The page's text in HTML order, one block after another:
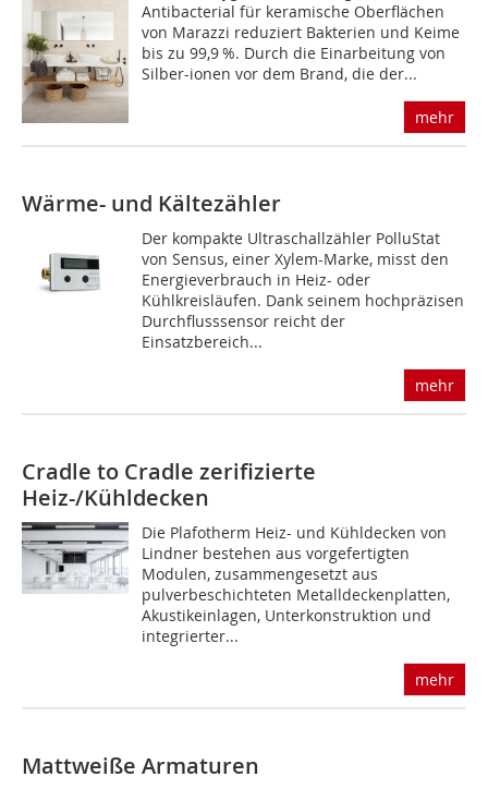
Antibacterial für keramische Oberflächen
von Marazzi reduziert Bakterien und Keime
bis zu 99,9 %. Durch die Einarbeitung von
Silber-ionen vor dem Brand, die der...
mehr
Wärme- und Kältezähler
Der kompakte Ultraschallzähler PolluStat
von Sensus, einer Xylem-Marke, misst den
Energieverbrauch in Heiz- oder
Kühlkreisläufen. Dank seinem hochpräzisen
Durchflusssensor reicht der
Einsatzbereich...
mehr
Cradle to Cradle zerifizierte
Heiz-/Kühldecken
Die Plafotherm Heiz- und Kühldecken von
Lindner bestehen aus vorgefertigten
Modulen, zusammengesetzt aus
pulverbeschichteten Metalldeckenplatten,
Akustikeinlagen, Unterkonstruktion und
integrierter...
mehr
Mattweiße Armaturen